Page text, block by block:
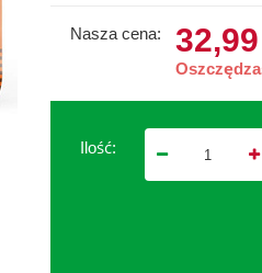
Nasza cena: 32,99
Ilość: